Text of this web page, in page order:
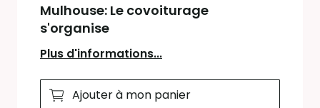
Mulhouse: Le covoiturage
s'organise
Plus d'informations...
Ajouter à mon panier